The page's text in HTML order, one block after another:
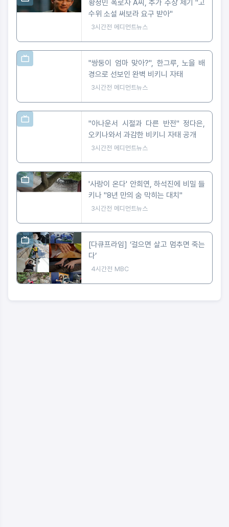
황정민 폭로자 A씨, 추가 주장 제기 "고
수위 소설 써보라 요구 받아"
3시간전 메디먼트뉴스
"쌍둥이 엄마 맞아?", 한그루, 노을 배
경으로 선보인 완벽 비키니 자태
3시간전 메디먼트뉴스
"아나운서 시절과 다른 반전" 정다은,
오키나와서 과감한 비키니 자태 공개
3시간전 메디먼트뉴스
'사랑이 온다' 안희연, 하석진에 비밀 들
키나 "8년 만의 숨 막히는 대치"
3시간전 메디먼트뉴스
[다큐프라임] ‘걸으면 살고 멈추면 죽는
다’
4시간전 MBC